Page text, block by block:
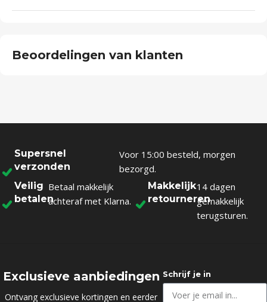
Beoordelingen van klanten
Supersnel
verzonden
Voor 15:00 besteld, morgen
bezorgd.
Veilig
betalen
Betaal makkelijk
achteraf met Klarna.
Makkelijk
retourneren
14 dagen
gemakkelijk
terugsturen.
Exclusieve aanbiedingen
Ontvang exclusieve kortingen en eerder
Schrijf je in